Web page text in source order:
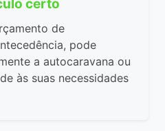
certo
de
pode
a autocaravana ou
às suas necessidades